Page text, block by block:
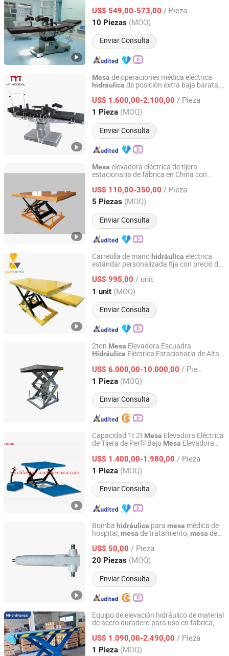
US$ 549,00-573,00 / Pieza
10 Piezas (MOQ)
Enviar Consulta
Hebei, China Desde 2020
Mesa de operaciones médica eléctrica
hidráulica de posición extra baja barata,
cirugía general
US$ 1.600,00-2.100,00 / Pieza
1 Pieza (MOQ)
Enviar Consulta
Hefei MT Medical Co., Ltd.
Anhui, China Desde 2018
Mesa elevadora eléctrica de tijera
estacionaria de fábrica en China con
1000/2000/4000kg
US$ 110,00-350,00 / Pieza
5 Piezas (MOQ)
Enviar Consulta
Zhejiang, China Desde 2020
Carretilla de mano hidráulica eléctrica
estándar personalizada fija con precio de
US$ 995,00 / unit
1 unit (MOQ)
Enviar Consulta
Qingdao Daxin Machinery Co., Ltd.
Shandong, China Desde 2021
2ton Mesa Elevadora Escuadra
Hidráulica Eléctrica Estacionaria de Alta
US$ 6.000,00-10.000,00 / Pieza
1 Pieza (MOQ)
Enviar Consulta
Marco Lift (Ningbo) Co., Ltd.
Zhejiang, China Desde 2014
Capacidad 1t 2t Mesa Elevadora Eléctrica
de Tijera de Perfil Bajo Mesa Elevadora
Plataforma de Elevación Super Baja
Elevadora de Tijera de Carga Hy1001
US$ 1.400,00-1.980,00 / Pieza
1 Pieza (MOQ)
Enviar Consulta
Wuxi Liford Import and Export Co., Ltd.
Jiangsu, China Desde 2021
Bomba hidráulica para mesa médica de
hospital, mesa de tratamiento, mesa de
elevación quirúrgica ajustable
US$ 50,00 / Pieza
20 Piezas (MOQ)
Enviar Consulta
Chengdu Zhijin Machinery Equipment Co., Ltd.
Sichuan, China Desde 2013
Equipo de elevación hidráulico de material
de acero duradero para uso en fábrica,
US$ 1.090,00-2.490,00 / Pieza
1 Pieza (MOQ)
NHentrance Co., Ltd.
Jiangsu, China Desde 2024